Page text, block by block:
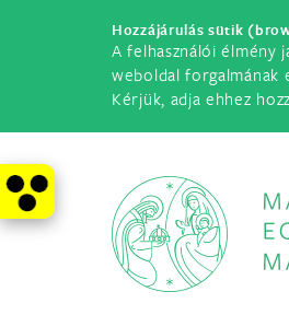
Hozzájárulás sütik
A felhasználói élmény
weboldal forgalmának
Kérjük, adja ehhez